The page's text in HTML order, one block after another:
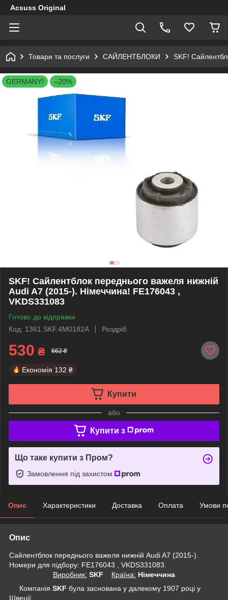
Acsuss Original
Товари та послуги САЙЛЕНТБЛОКИ SKF!
GERMANY! –20%
SKF! Сайлентблок переднього важеля нижній
Audi A7 (2015-). Німеччина! FE176043 ,
VKDS331083
Готово до відправки
Код: 1361.SKF.4M0182A
Роздріб
530 ₴ 662 ₴
Економія 132 ₴
Купити
або
Купити з
Що таке купити з Пром?
Замовлення під захистом
Опис Характеристики Доставка Оплата Умови
Опис
Сайлентблок переднього важеля нижній Audi A7 (2015-).
Номери для підбору: FE176043 , VKDS331083.
Виробник: SKF Крaїна: Німеччина
Компанія SKF була заснована у далекому 1907 році у
Швеції.